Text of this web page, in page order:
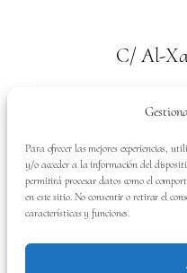
Para ofrecer las mejores experiencias,
y/o acceder a la información del
permitirá procesar datos como el
en este sitio. No consentir o retirar el
características y funciones.
C/ Al-
Valencina de
Tel: